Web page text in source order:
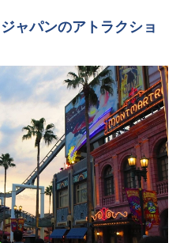
ャパンのアトラクショ